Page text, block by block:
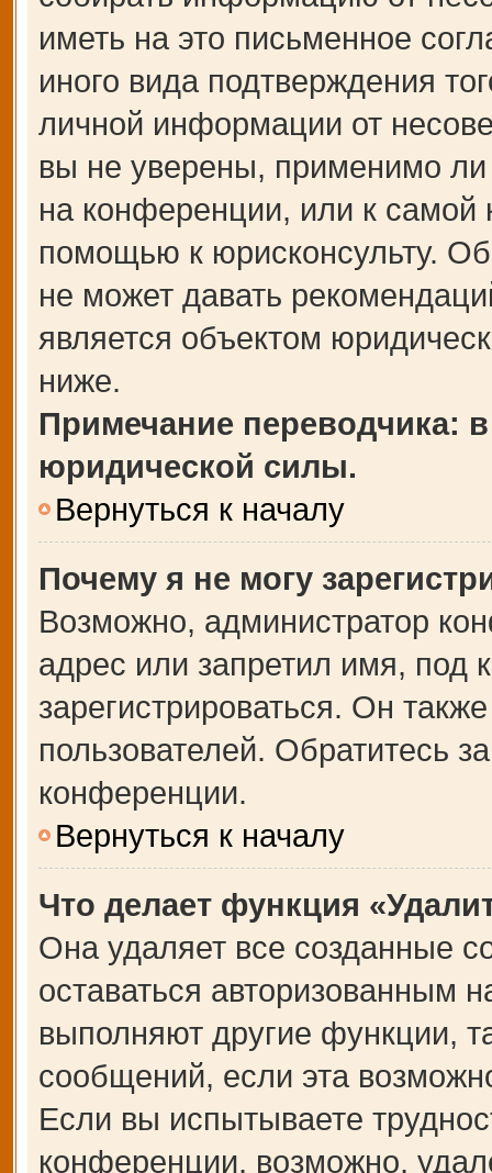
иметь на это письменное
иного вида подтверждения
личной информации от
вы не уверены, применимо ли
на конференции, или к самой
помощью к юрисконсульту.
не может давать
является объектом
ниже.
Примечание переводчика:
юридической силы.
Вернуться к началу
Почему я не могу
Возможно, администратор
адрес или запретил имя, под
зарегистрироваться. Он
пользователей. Обратитесь
конференции.
Вернуться к началу
Что делает функция
Она удаляет все созданные
оставаться авторизованным
выполняют другие функции,
сообщений, если эта
Если вы испытываете
конференции, возможно,